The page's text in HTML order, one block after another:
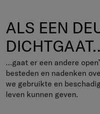
ALS EEN
…gaat er een andere
besteden en nadenken
we gebruikte en
leven kunnen geven.